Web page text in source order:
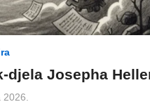
djela Josepha